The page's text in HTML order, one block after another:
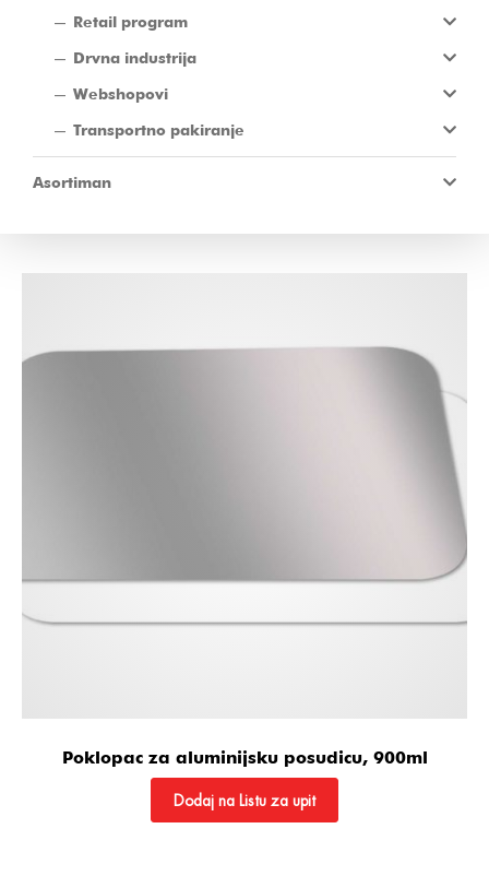
Retail program
Drvna industrija
Webshopovi
Transportno pakiranje
Asortiman
Poklopac za aluminijsku posudicu, 900ml
Dodaj na Listu za upit